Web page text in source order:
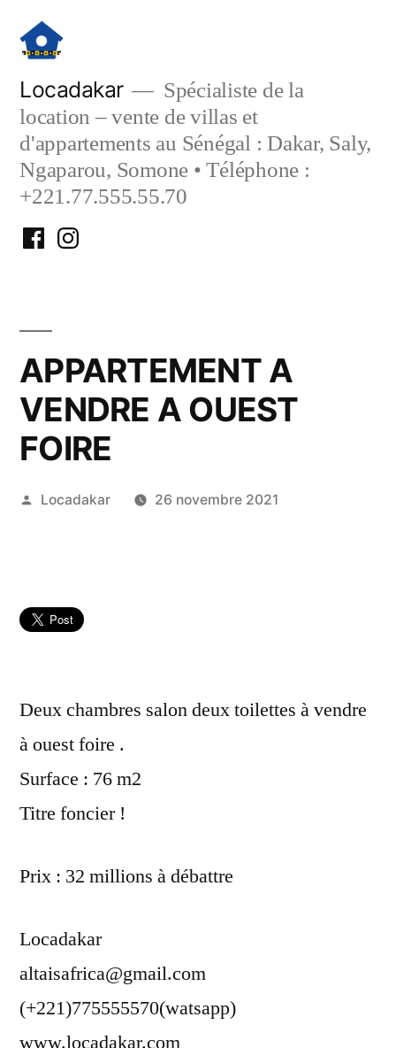
contenu
Locadakar
Spécialiste de la
location – vente de villas et
d'appartements au Sénégal : Dakar, Saly,
Ngaparou, Somone • Téléphone :
+221.77.555.55.70
FacebookInstagram
APPARTEMENT A
VENDRE A OUEST
FOIRE
Publié
Locadakar 26 novembre 2021
Deux chambres salon deux toilettes à vendre
à ouest foire .
Surface : 76 m2
Titre foncier !
Prix : 32 millions à débattre
Locadakar
altaisafrica@gmail.com
(+221)775555570(watsapp)
www.locadakar.com